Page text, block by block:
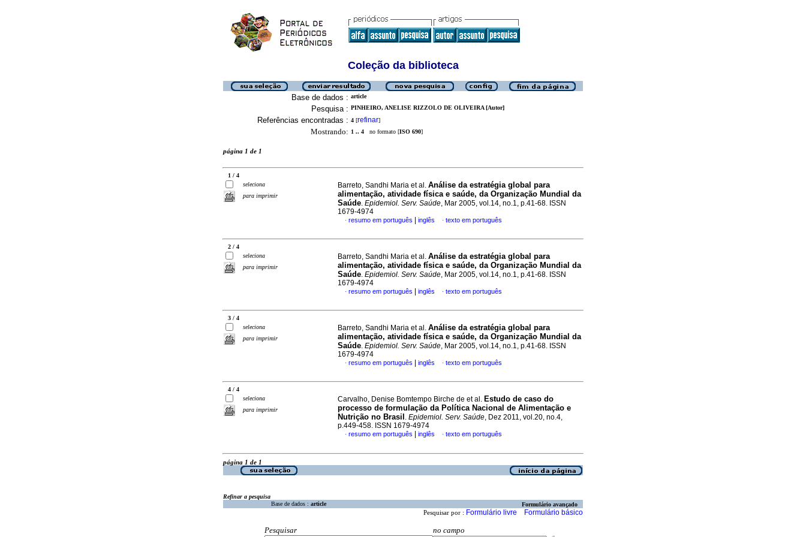
Coleção da biblioteca
Base de dados : article
Pesquisa : PINHEIRO, ANELISE RIZZOLO DE OLIVEIRA [Autor]
Referências encontradas : 4 [refinar]
Mostrando: 1 .. 4 no formato [ISO 690]
página 1 de 1
1 / 4
seleciona
para imprimir
Barreto, Sandhi Maria et al. Análise da estratégia global para
alimentação, atividade física e saúde, da Organização Mundial da
Saúde. Epidemiol. Serv. Saúde, Mar 2005, vol.14, no.1, p.41-68. ISSN
1679-4974
· resumo em português inglês · texto em português
2 / 4
seleciona
para imprimir
Barreto, Sandhi Maria et al. Análise da estratégia global para
alimentação, atividade física e saúde, da Organização Mundial da
Saúde. Epidemiol. Serv. Saúde, Mar 2005, vol.14, no.1, p.41-68. ISSN
1679-4974
· resumo em português inglês · texto em português
3 / 4
seleciona
para imprimir
Barreto, Sandhi Maria et al. Análise da estratégia global para
alimentação, atividade física e saúde, da Organização Mundial da
Saúde. Epidemiol. Serv. Saúde, Mar 2005, vol.14, no.1, p.41-68. ISSN
1679-4974
· resumo em português inglês · texto em português
4 / 4
seleciona
para imprimir
Carvalho, Denise Bomtempo Birche de et al. Estudo de caso do
processo de formulação da Política Nacional de Alimentação e
Nutrição no Brasil . Epidemiol. Serv. Saúde, Dez 2011, vol.20, no.4,
p.449-458. ISSN 1679-4974
· resumo em português inglês · texto em português
página 1 de 1
Refinar a pesquisa
Base de dados : article Formulário avançado
Pesquisar por : Formulário livre Formulário básico
Pesquisar
no campo